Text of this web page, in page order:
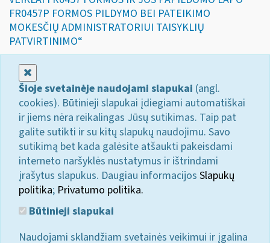
FR0457P FORMOS PILDYMO BEI PATEIKIMO
MOKESČIŲ ADMINISTRATORIUI TAISYKLIŲ
PATVIRTINIMO“
Šioje svetainėje naudojami slapukai (angl.
cookies). Būtinieji slapukai įdiegiami automatiškai
ir jiems nėra reikalingas Jūsų sutikimas. Taip pat
galite sutikti ir su kitų slapukų naudojimu. Savo
sutikimą bet kada galėsite atšaukti pakeisdami
interneto naršyklės nustatymus ir ištrindami
įrašytus slapukus. Daugiau informacijos Slapukų
politika; Privatumo politika.
Būtinieji slapukai
Naudojami sklandžiam svetainės veikimui ir įgalina